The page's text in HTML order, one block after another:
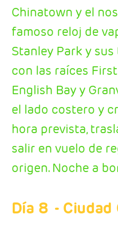
Chinatown y el
famoso reloj de
Stanley Park y
con las raíces
English Bay y
el lado costero y
hora prevista,
salir en vuelo de
origen. Noche a
Día 8 - Ciudad